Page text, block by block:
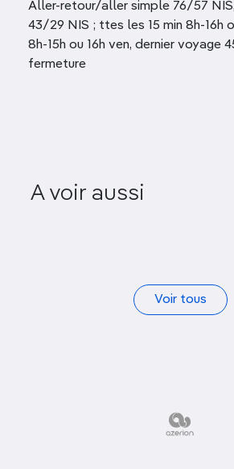
Aller-retour/aller simple 76/57
43/29 NIS ; ttes les 15 min 8h-16h
8h-15h ou 16h ven, dernier voyage
fermeture
A voir aussi
Excursions en jeep
Voir tous